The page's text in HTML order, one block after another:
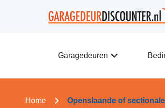
Garagedeuren
Home Openslaande of